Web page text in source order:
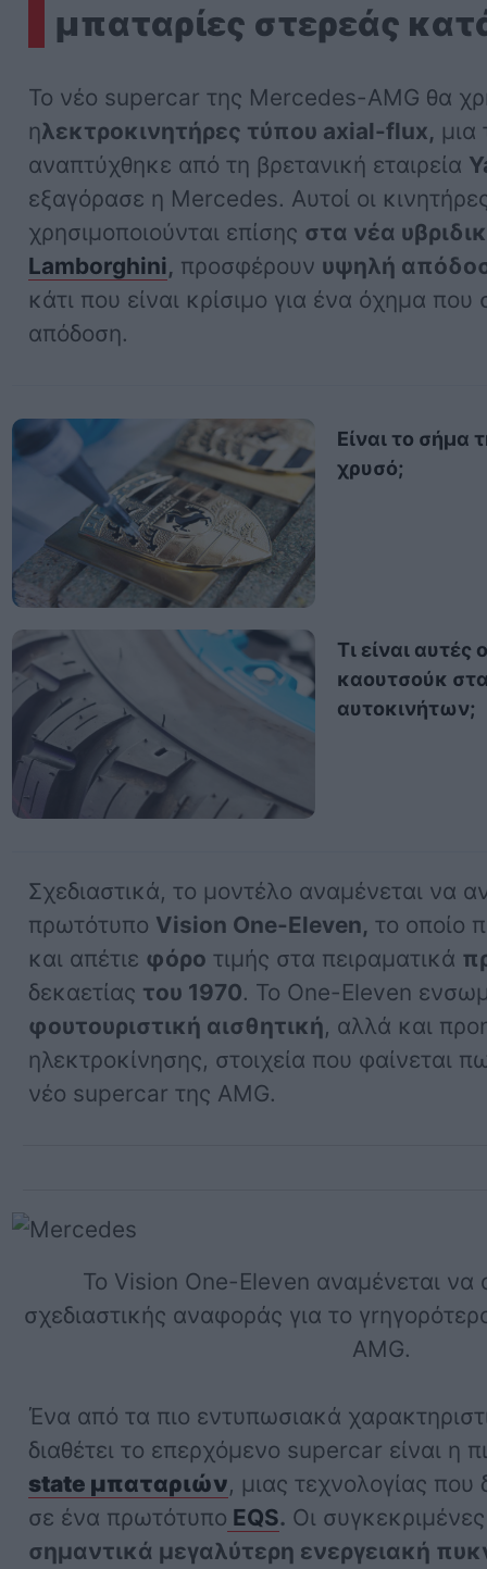
μπαταρίες στερεάς
Το νέο supercar της Mercedes-AMG θα
ηλεκτροκινητήρες τύπου axial-flux, μια
αναπτύχθηκε από τη βρετανική εταιρεία
εξαγόρασε η Mercedes. Αυτοί οι
χρησιμοποιούνται επίσης στα νέα
Lamborghini, προσφέρουν υψηλή
κάτι που είναι κρίσιμο για ένα όχημα
απόδοση.
Είναι το σήμα
χρυσό;
Τι είναι αυτές
καουτσούκ
αυτοκινήτων;
Σχεδιαστικά, το μοντέλο αναμένεται να
πρωτότυπο Vision One-Eleven, το οποίο
και απέτιε φόρο τιμής στα πειραματικά
δεκαετίας του 1970. Το One-Eleven
φουτουριστική αισθητική, αλλά και
ηλεκτροκίνησης, στοιχεία που φαίνεται
νέο supercar της AMG.
Το Vision One-Eleven αναμένεται να
σχεδιαστικής αναφοράς για το
AMG.
Ένα από τα πιο εντυπωσιακά
διαθέτει το επερχόμενο supercar είναι η
state μπαταριών, μιας τεχνολογίας
σε ένα πρωτότυπο EQS. Οι
σημαντικά μεγαλύτερη ενεργειακή